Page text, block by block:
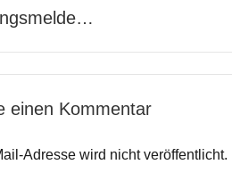
einen Kommentar
Adresse wird nicht veröffentlicht.